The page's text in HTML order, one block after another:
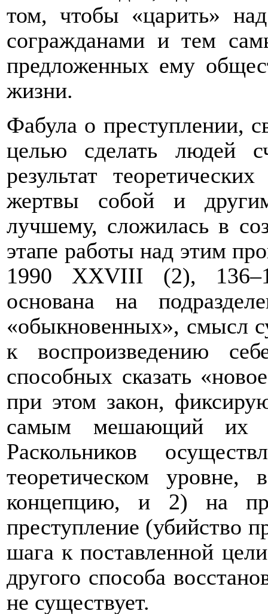
том, чтобы «царить»
согражданами и тем
предложенных ему
жизни.
Фабула о преступлении,
целью сделать людей
результат
жертвы собой и
лучшему, сложилась в
этапе работы над этим
1990 XXVIII (2),
основана на
«обыкновенных», смысл
к воспроизведению
способных сказать
при этом закон,
самым мешающий их
Раскольников
теоретическом
концепцию, и 2) на
преступление (убийство
шага к поставленной
другого способа
не существует.